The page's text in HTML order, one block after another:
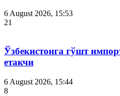
6 August 2026, 15:53
21
Ўзбекистонга гўшт
етакчи
6 August 2026, 15:44
8